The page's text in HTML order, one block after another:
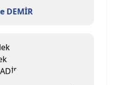
DEMİR